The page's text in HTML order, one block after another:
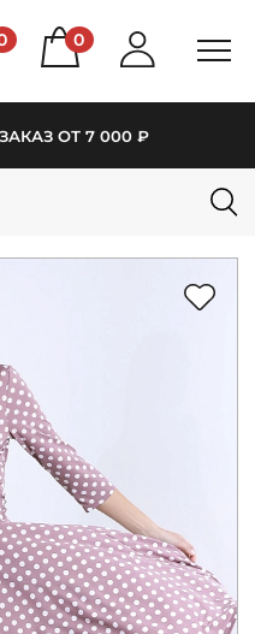
0
ОТ 7 000 ₽